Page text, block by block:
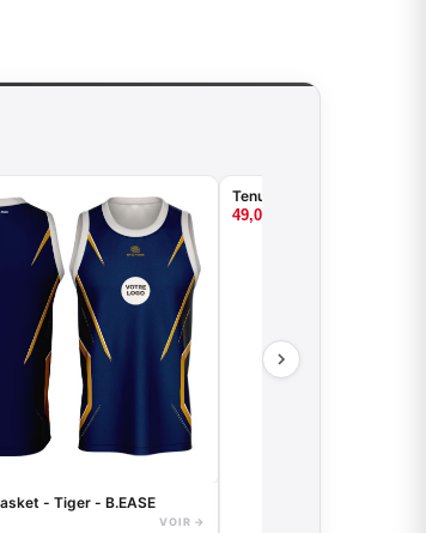
- Tiger - B.EASE
VOIR →
Tenue de basket - Wave -
49,00